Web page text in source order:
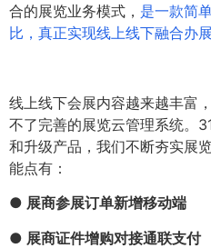
合的展览业务模式， 是一款简
比，真正实现线上线下融合办展
线上线下会展内容越来越丰富
不了完善的展览云管理系统。
和升级产品，我们不断夯实展
能点有：
● 展商参展订单新增移动端
● 展商证件增购对接通联支付